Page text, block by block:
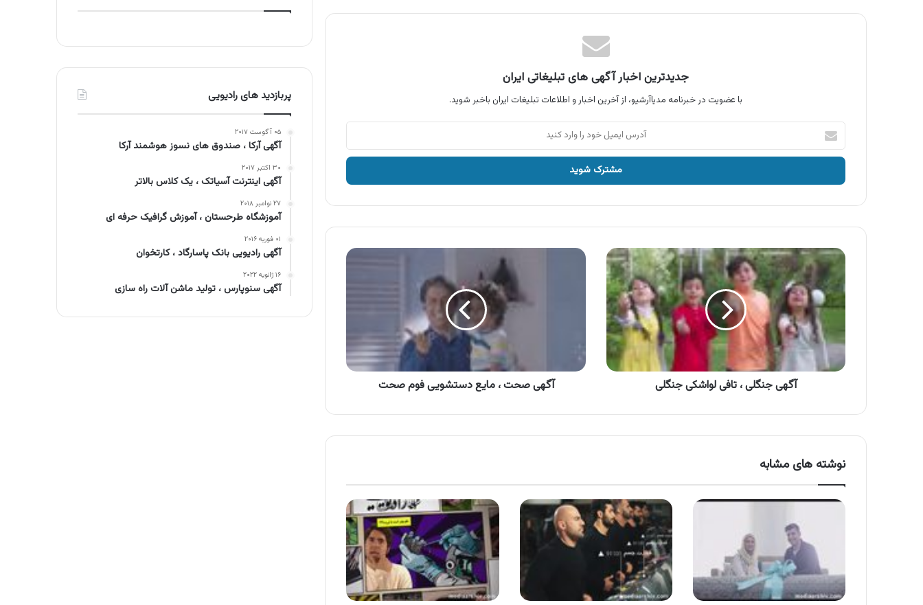
جدیدترین اخبار آگهی های تبلیغاتی ایران
با عضویت در خبرنامه مدیاآرشیو، از آخرین اخبار و اطلاعات تبلیغات ایران باخبر شوید.
آدرس
ایمیل
خود
وارد
آگهی
جنگلی
،
تافی
لواشکی
جنگلی
آگهی جنگلی ، تافی لواشکی جنگلی
آگهی
آگهی صحت ، مایع دستشویی فوم صحت
نوشته های مشابه
پربازدید های رادیویی
۰۵ آگوست ۲۰۱۷
آگهی آرکا ، صندوق های نسوز هوشمند آرکا
۳۰ اکتبر ۲۰۱۷
آگهی اینترنت آسیاتک ، یک کلاس بالاتر
۲۷ نوامبر ۲۰۱۸
آموزشگاه طرحستان ، آموزش گرافیک حرفه ای
۰۱ فوریه ۲۰۱۶
آگهی رادیویی بانک پاسارگاد ، کارتخوان
۱۶ ژانویه ۲۰۲۲
آگهی سنوپارس ، تولید ماشن آلات راه سازی